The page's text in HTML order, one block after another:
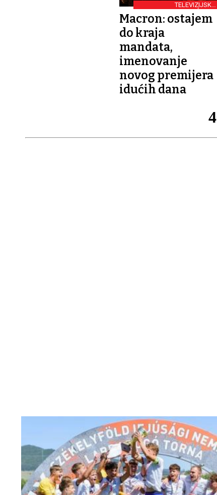
TELEVIZIJSKO
OBRAĆANJE
Macron: ostajem
do kraja
mandata,
imenovanje
novog premijera
idućih dana